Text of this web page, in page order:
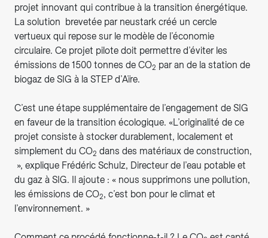
projet innovant qui contribue à la transition énergétique.
La solution brevetée par neustark créé un cercle
vertueux qui repose sur le modèle de l’économie
circulaire. Ce projet pilote doit permettre d’éviter les
émissions de 1500 tonnes de CO2 par an de la station de
biogaz de SIG à la STEP d’Aïre.
C’est une étape supplémentaire de l’engagement de SIG
en faveur de la transition écologique. «L’originalité de ce
projet consiste à stocker durablement, localement et
simplement du CO2 dans des matériaux de construction,
», explique Frédéric Schulz, Directeur de l’eau potable et
du gaz à SIG. Il ajoute : « nous supprimons une pollution,
les émissions de CO2, c’est bon pour le climat et
l’environnement. »